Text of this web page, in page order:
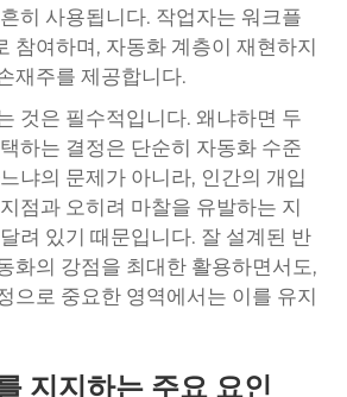
히 사용됩니다. 작업자는 워크플
참여하며, 자동화 계층이 재현하지
재주를 제공합니다.
것은 필수적입니다. 왜냐하면 두
하는 결정은 단순히 자동화 수준
냐의 문제가 아니라, 인간의 개입
점과 오히려 마찰을 유발하는 지
려 있기 때문입니다. 잘 설계된 반
화의 강점을 최대한 활용하면서도,
으로 중요한 영역에서는 이를 유지
지지하는 주요 요인